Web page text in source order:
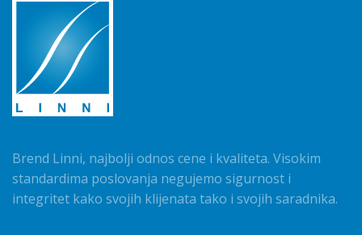
Brend Linni, najbolji odnos cene i kvaliteta. Visokim
standardima poslovanja negujemo sigurnost i
integritet kako svojih klijenata tako i svojih saradnika.